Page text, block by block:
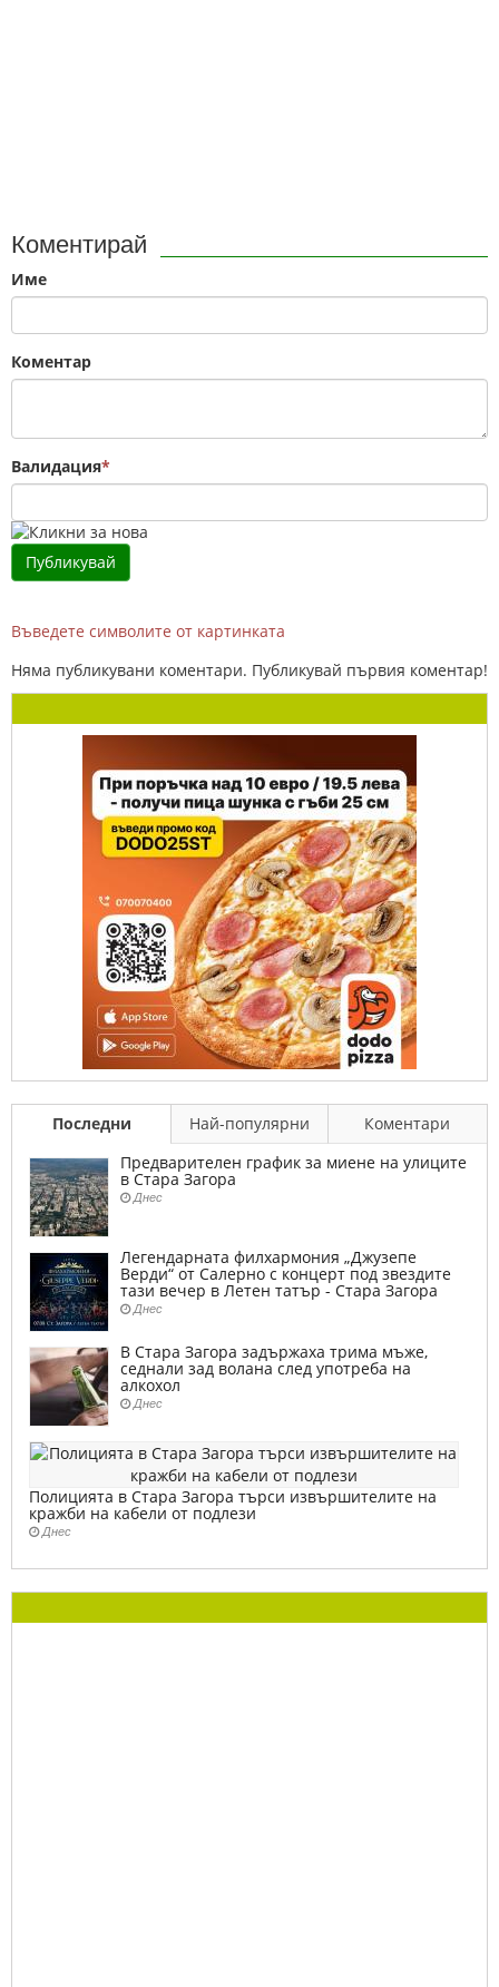
Коментирай
Име
Коментар
Валидация*
Въведете символите от картинката
Няма публикувани коментари. Публикувай първия коментар!
Последни Най-популярни
Коментари
Предварителен график за миене на улиците
в Стара Загора
Днес
Легендарната филхармония „Джузепе
Верди“ от Салерно с концерт под звездите
тази вечер в Летен татър - Стара Загора
Днес
В Стара Загора задържаха трима мъже,
седнали зад волана след употреба на
алкохол
Днес
Полицията в Стара Загора търси извършителите на
кражби на кабели от подлези
Днес